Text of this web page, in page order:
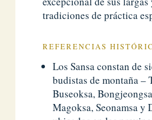
tradiciones de práctica
REFERENCIAS
Los Sansa constan de
budistas de montaña –
Buseoksa,
Magoksa, Seonamsa y